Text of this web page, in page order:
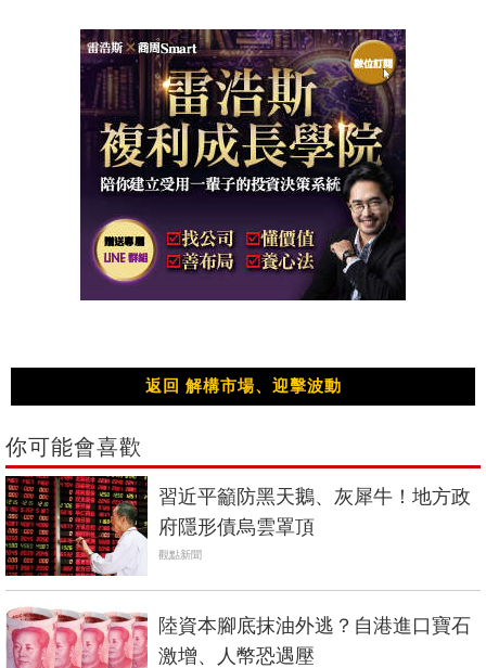
返回 解構市場、迎擊波動
你可能會喜歡
習近平籲防黑天鵝、灰犀牛！地方政
府隱形債烏雲罩頂
觀點新聞
陸資本腳底抹油外逃？自港進口寶石
激增、人幣恐遇壓